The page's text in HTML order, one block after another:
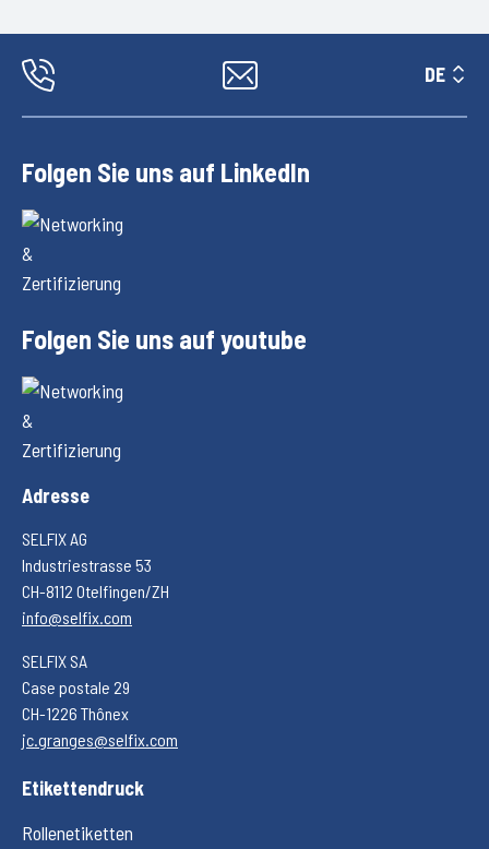
DE
Folgen Sie uns auf LinkedIn
Folgen Sie uns auf youtube
Adresse
SELFIX AG
Industriestrasse 53
CH-8112 Otelfingen/ZH
info@selfix.com
SELFIX SA
Case postale 29
CH-1226 Thônex
jc.granges@selfix.com
Etikettendruck
Rollenetiketten